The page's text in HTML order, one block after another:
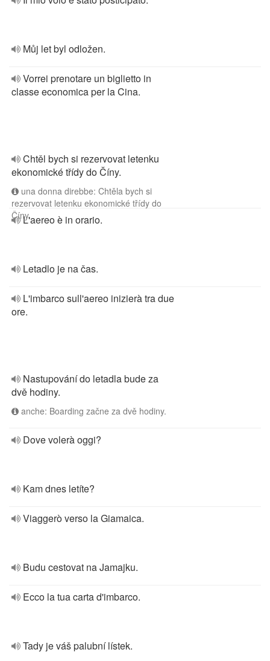
Můj let byl odložen.
Vorrei prenotare un biglietto in
classe economica per la Cina.
Chtěl bych si rezervovat letenku
ekonomické třídy do Číny.
una donna direbbe: Chtěla bych si
rezervovat letenku ekonomické třídy do
Číny.L'aereo è in orario.
Letadlo je na čas.
L'imbarco sull'aereo inizierà tra due
ore.
Nastupování do letadla bude za
dvě hodiny.
anche: Boarding začne za dvě hodiny.
Dove volerà oggi?
Kam dnes letíte?
Viaggerò verso la Giamaica.
Budu cestovat na Jamajku.
Ecco la tua carta d'imbarco.
Tady je váš palubní lístek.